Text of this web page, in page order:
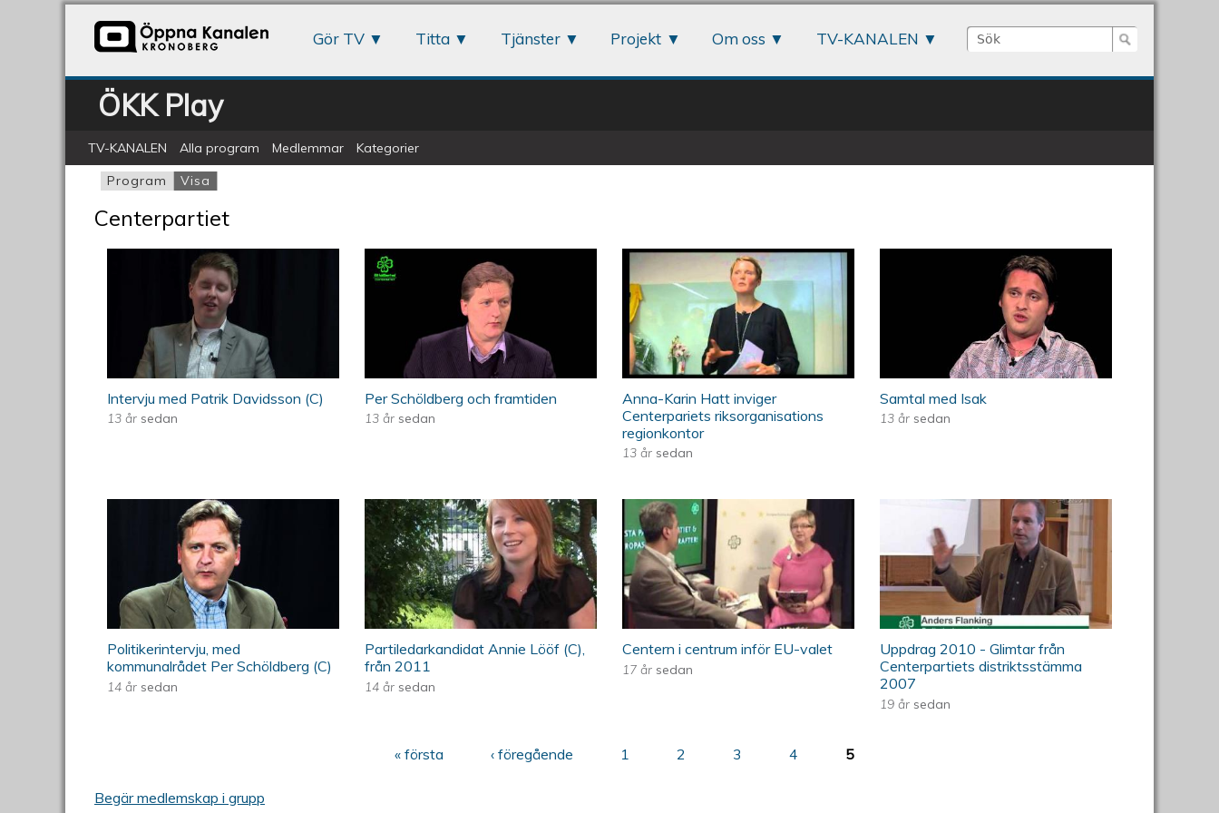
Sökformulär
Sök
Gör TV Titta Tjänster Projekt Om oss TV-KANALEN
ÖKK Play
TV-KANALEN Alla program Medlemmar Kategorier
Primära flikar
Program Visa
Centerpartiet
ÖKV Play: Intervju med Patrik Davidsson (C)
Intervju med Patrik Davidsson (C)
13 år sedan
ÖKV Play: Per Schöldberg och framtiden
Per Schöldberg och framtiden
13 år sedan
ÖKV Play: Anna-Karin Hatt inviger Centerpariets
riksorganisations regionkontor
Anna-Karin Hatt inviger
Centerpariets riksorganisations
regionkontor
13 år sedan
ÖKV Play: Samtal med Isak
Samtal med Isak
13 år sedan
ÖKV Play: Politikerintervju, med kommunalrådet Per Schöldberg (C)
Politikerintervju, med
kommunalrådet Per Schöldberg (C)
14 år sedan
ÖKV Play: Partiledarkandidat Annie Lööf (C)
Partiledarkandidat Annie Lööf (C),
från 2011
14 år sedan
ÖKV Play - Centern i centrum inför EU-valet
Centern i centrum inför EU-valet
17 år sedan
ÖKV Play - Uppdrag 2010
- Glimtar från
Centerpartiets
distriktsstämma 2007
Uppdrag 2010 - Glimtar från
Centerpartiets distriktsstämma
2007
19 år sedan
« första ‹ föregående 1 2 3 4 5
Begär medlemskap i grupp